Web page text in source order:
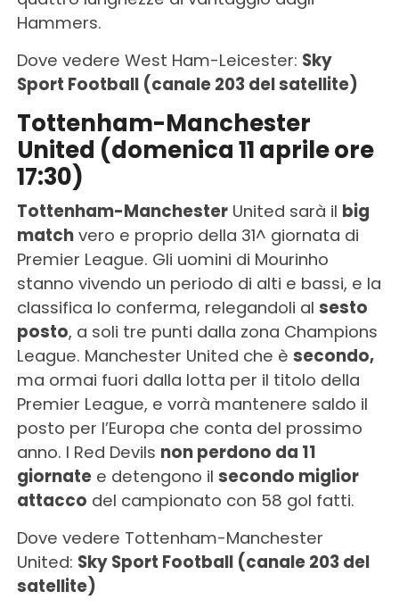
Hammers.
Dove vedere West Ham-Leicester: Sky
Sport Football (canale 203 del satellite)
Tottenham-Manchester
United (domenica 11 aprile ore
17:30)
Tottenham-ManchesterUnited sarà il big
matchvero e proprio della 31^ giornata di
Premier League. Gli uomini di Mourinho
stanno vivendo un periodo di alti e bassi, e la
classifica lo conferma, relegandoli al sesto
posto, a soli tre punti dalla zona Champions
League. Manchester United che è secondo,
ma ormai fuori dalla lotta per il titolo della
Premier League, e vorrà mantenere saldo il
posto per l’Europa che conta del prossimo
anno. I Red Devils non perdono da 11
giornatee detengono il secondo miglior
attacco del campionato con 58 gol fatti.
Dove vedere Tottenham-Manchester
United: Sky Sport Football (canale 203 del
satellite)